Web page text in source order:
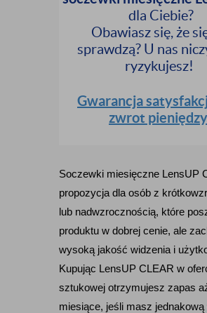
dla Ciebie?
Obawiasz się, że
sprawdzą? U nas
ryzykujesz!
Gwarancja
zwrot
Soczewki miesięczne LensUP
propozycja dla osób z
lub nadwzrocznością, które
produktu w dobrej cenie, ale
wysoką jakość widzenia i
Kupując LensUP CLEAR w
sztukowej otrzymujesz zapas
miesiące, jeśli masz jednakową